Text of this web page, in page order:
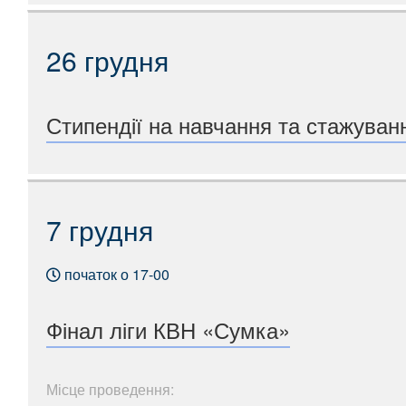
26 грудня
Стипендії на навчання та
7 грудня
початок о 17-00
Фінал ліги КВН «Сумка»
Місце проведення: